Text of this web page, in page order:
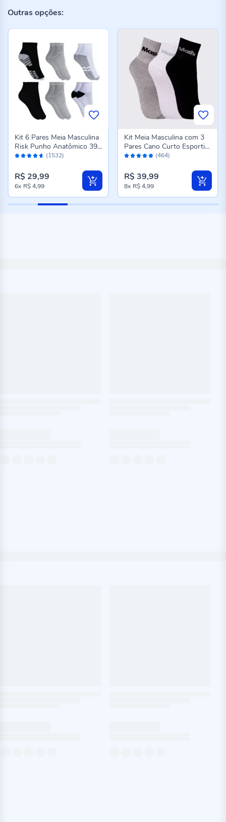
Outras opções:
Avaliação: (1532)
Kit 6 Pares Meia Masculina
Risk Punho Anatômico 39-
43 - Sortimento Escuro
R$ 29,99
6x R$ 4,99
Avaliação: (464)
Kit Meia Masculina com 3
Pares Cano Curto Esportiva
Mash - Br/Cz/Pt 39/43
R$ 39,99
8x R$ 4,99